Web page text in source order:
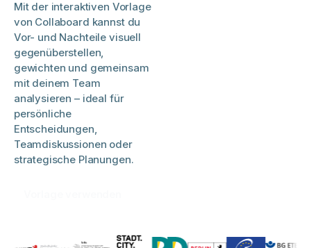
Mit der interaktiven Vorlage
von Collaboard kannst du
Vor- und Nachteile visuell
gegenüberstellen,
gewichten und gemeinsam
mit deinem Team
analysieren – ideal für
persönliche
Entscheidungen,
Teamdiskussionen oder
strategische Planungen.